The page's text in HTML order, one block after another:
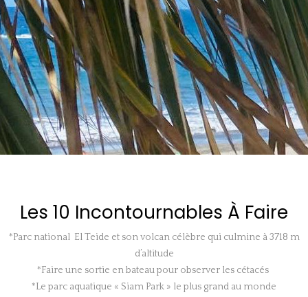
Les 10 Incontournables À Faire
*Parc national El Teide et son volcan célèbre qui culmine à 3718 m
d’altitude
*Faire une sortie en bateau pour observer les cétacés
*Le parc aquatique « Siam Park » le plus grand au monde